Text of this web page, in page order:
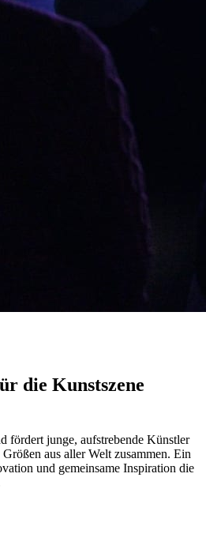
die Kunstszene
fördert junge, aufstrebende Künstler
aus aller Welt zusammen. Ein
und gemeinsame Inspiration die